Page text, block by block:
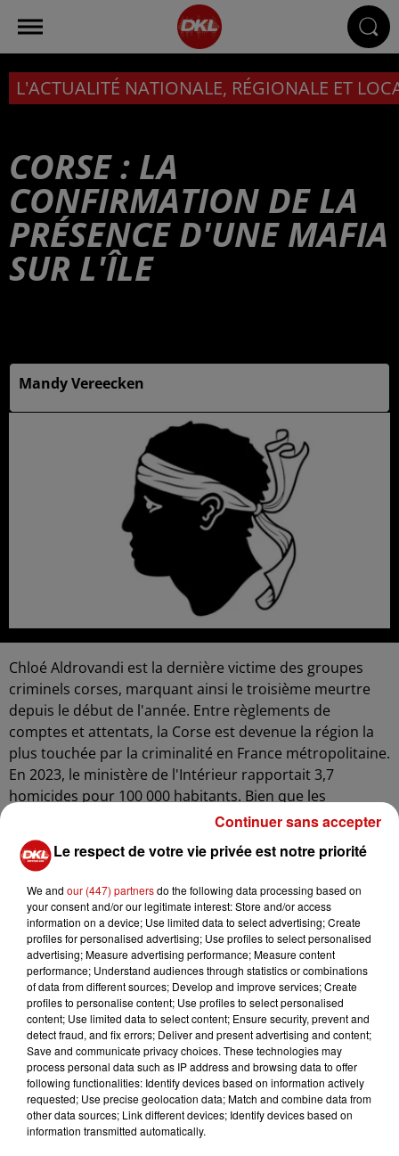
L'ACTUALITÉ NATIONALE, RÉGIONALE ET
CORSE : LA
CONFIRMATION DE LA
PRÉSENCE D'UNE MAFIA
SUR L'ÎLE
Mandy Vereecken
Chloé Aldrovandi est la dernière victime des groupes
criminels corses, marquant ainsi le troisième meurtre
depuis le début de l'année. Entre règlements de
comptes et attentats, la Corse est devenue la région la
plus touchée par la criminalité en France métropolitaine.
En 2023, le ministère de l'Intérieur rapportait 3,7
homicides pour 100 000 habitants. Bien que les
organisations criminelles soient divisées sur l'île, de
nombreux experts considèrent qu'il est juste de parler
de mafia.
Selon Fabrice Rizzoli, spécialiste de la grande criminalité,
si une mafia suit en principe une structure hiérarchique
avec un chef à sa tête, d'autres définitions de la mafia
existent. Par exemple, le "délit d'association mafieuse",
qui se caractérise par l'utilisation de la violence pour
contrôler un territoire et le maintien du silence autour
de ces activités.
Concrètement, la Corse est le département français qui
enregistre le plus grand nombre de cas d'extorsion
ciblant les commerces, les marchés publics et les
entreprises, sans oublier le trafic de drogues et d'armes.
Avec sa violence persistante et son réseau de pouvoir, la
Le respect de votre vie privée est notre priorité
We and our (447) partnersdo the following data processing based on
your consent and/or our legitimate interest: Store and/or access
information on a device; Use limited data to select advertising; Create
profiles for personalised advertising; Use profiles to select personalised
advertising; Measure advertising performance; Measure content
performance; Understand audiences through statistics or combinations
of data from different sources; Develop and improve services; Create
profiles to personalise content; Use profiles to select personalised
content; Use limited data to select content; Ensure security, prevent and
detect fraud, and fix errors; Deliver and present advertising and content;
Save and communicate privacy choices. These technologies may
process personal data such as IP address and browsing data to offer
following functionalities: Identify devices based on information actively
requested; Use precise geolocation data; Match and combine data from
other data sources; Link different devices; Identify devices based on
information transmitted automatically.
Continuer sans accepter